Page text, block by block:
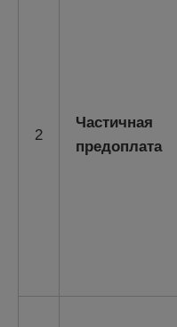
2
Частичная
предоплата